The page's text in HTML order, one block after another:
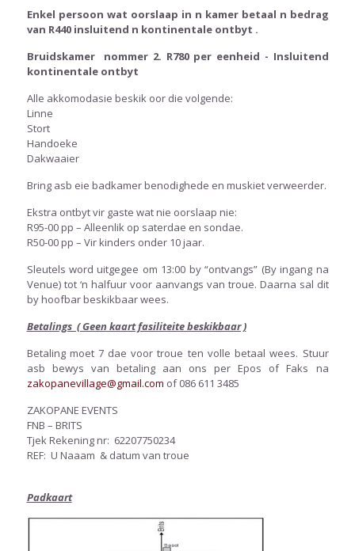
Enkel persoon wat oorslaap in n kamer betaal n bedrag
van R440 insluitend n kontinentale ontbyt .
Bruidskamer nommer 2. R780 per eenheid - Insluitend
kontinentale ontbyt
Alle akkomodasie beskik oor die volgende:
Linne
Stort
Handoeke
Dakwaaier
Bring asb eie badkamer benodighede en muskiet verweerder.
Ekstra ontbyt vir gaste wat nie oorslaap nie:
R95-00 pp – Alleenlik op saterdae en sondae.
R50-00 pp – Vir kinders onder 10 jaar.
Sleutels word uitgegee om 13:00 by “ontvangs” (By ingang na
Venue) tot ‘n halfuur voor aanvangs van troue. Daarna sal dit
by hoofbar beskikbaar wees.
Betalings ( Geen kaart fasiliteite beskikbaar )
Betaling moet 7 dae voor troue ten volle betaal wees. Stuur
asb bewys van betaling aan ons per Epos of Faks na
zakopanevillage@gmail.com of 086 611 3485
ZAKOPANE EVENTS
FNB – BRITS
Tjek Rekening nr: 62207750234
REF: U Naaam & datum van troue
Padkaart